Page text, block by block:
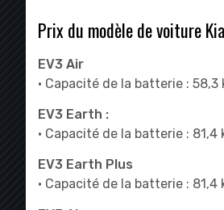
Prix du modèle de voiture
EV3 Air
• Capacité de la batterie : 58,3
EV3 Earth :
• Capacité de la batterie : 81,4
EV3 Earth Plus
• Capacité de la batterie : 81,4